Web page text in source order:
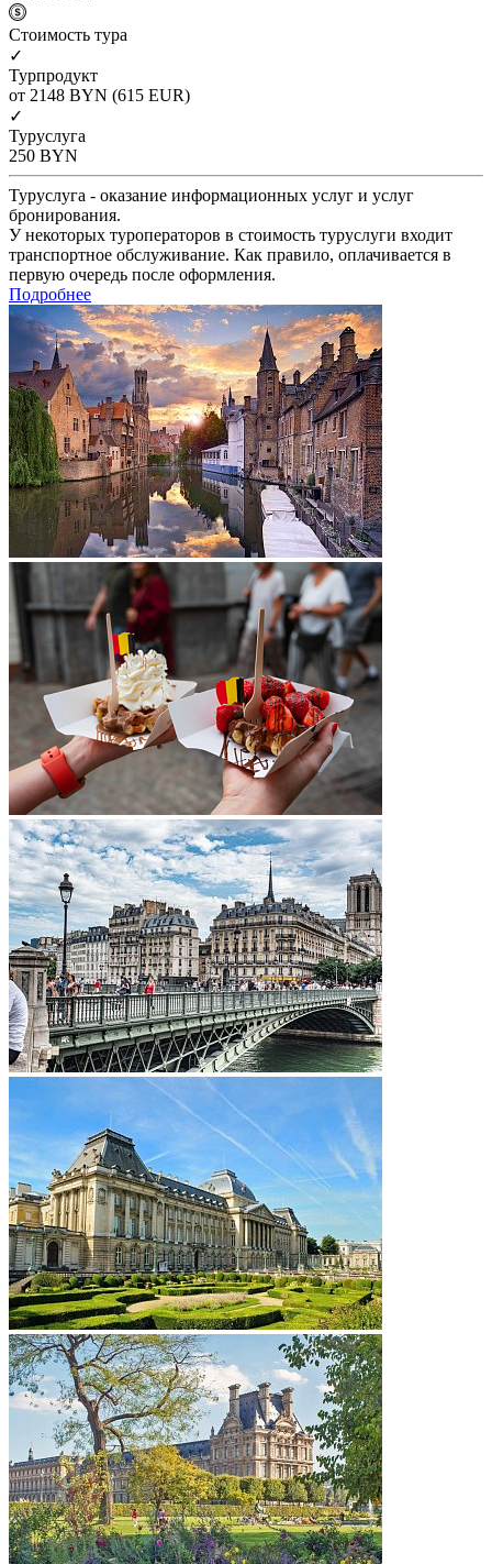
Cтоимость тура
✓
Турпродукт
от 2148 BYN (615 EUR)
✓
Туруслуга
250 BYN
Туруслуга - оказание информационных услуг и услуг
бронирования.
У некоторых туроператоров в стоимость туруслуги входит
транспортное обслуживание. Как правило, оплачивается в
первую очередь после оформления.
Подробнее